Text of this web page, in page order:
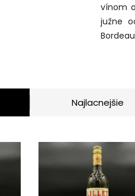
vínom
južne
Najlacnejšie